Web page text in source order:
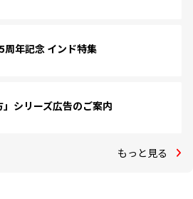
周年記念 インド特集
」シリーズ広告のご案内
もっと見る